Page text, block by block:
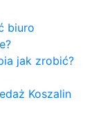
biuro
jak zrobić?
Koszalin